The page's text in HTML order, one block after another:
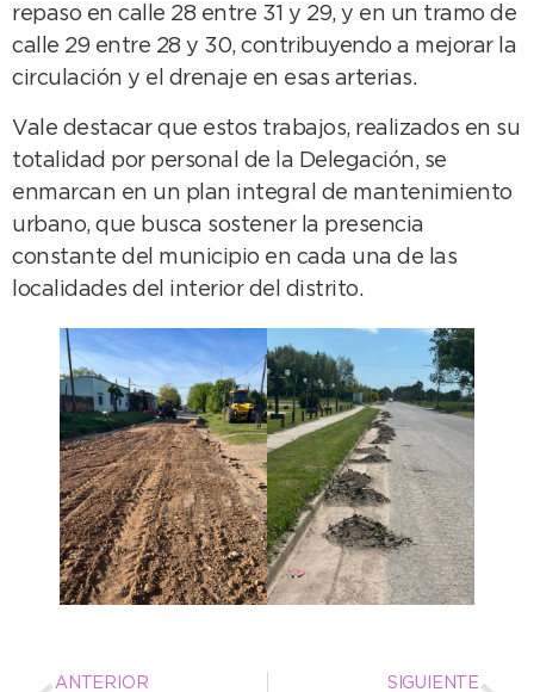
repaso en calle 28 entre 31 y 29, y en un tramo de
calle 29 entre 28 y 30, contribuyendo a mejorar la
circulación y el drenaje en esas arterias.
Vale destacar que estos trabajos, realizados en su
totalidad por personal de la Delegación, se
enmarcan en un plan integral de mantenimiento
urbano, que busca sostener la presencia
constante del municipio en cada una de las
localidades del interior del distrito.
ANTERIOR SIGUIENTE